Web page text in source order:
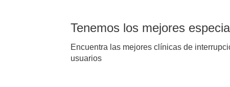
Tenemos los mejores
Encuentra las mejores clínicas de
usuarios